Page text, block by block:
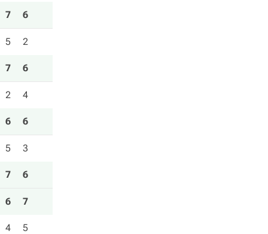
7 6
5 2
7 6
2 4
6 6
5 3
7 6
6 7
4 5